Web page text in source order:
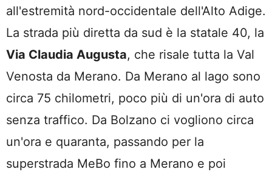
all'estremità nord-occidentale dell'Alto Adige.
La strada più diretta da sud è la statale 40, la
Via Claudia Augusta, che risale tutta la Val
Venosta da Merano. Da Merano al lago sono
circa 75 chilometri, poco più di un'ora di auto
senza traffico. Da Bolzano ci vogliono circa
un'ora e quaranta, passando per la
superstrada MeBo fino a Merano e poi